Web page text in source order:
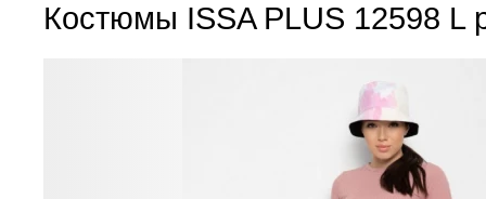
Костюмы ISSA PLUS 12598 L